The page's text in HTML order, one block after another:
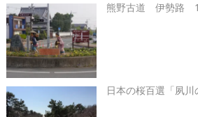
熊野古道 伊勢路
日本の桜百選「夙川